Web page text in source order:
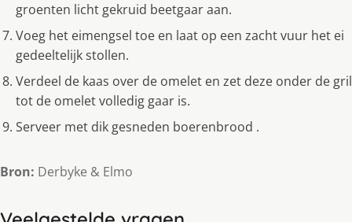
groenten licht gekruid beetgaar aan.
Voeg het eimengsel toe en laat op een zacht vuur het ei
gedeeltelijk stollen.
Verdeel de kaas over de omelet en zet deze onder de gril
tot de omelet volledig gaar is.
Serveer met dik gesneden boerenbrood .
Bron: Derbyke & Elmo